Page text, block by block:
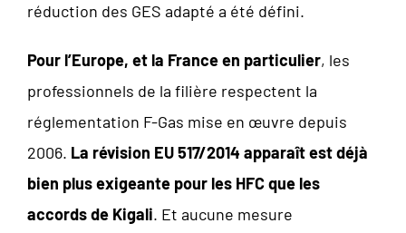
réduction des GES adapté a été défini.
Pour l’Europe, et la France en particulier, les
professionnels de la filière respectent la
réglementation F-Gas mise en œuvre depuis
2006. La révision EU 517/2014 apparaît est déjà
bien plus exigeante pour les HFC que les
accords de Kigali. Et aucune mesure